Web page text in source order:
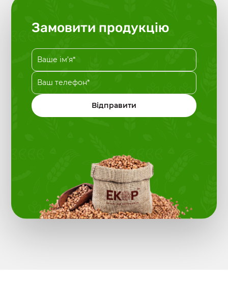
Замовити продукцію
Відправити